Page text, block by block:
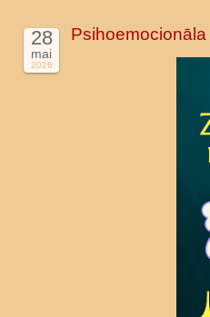
28
mai
2026